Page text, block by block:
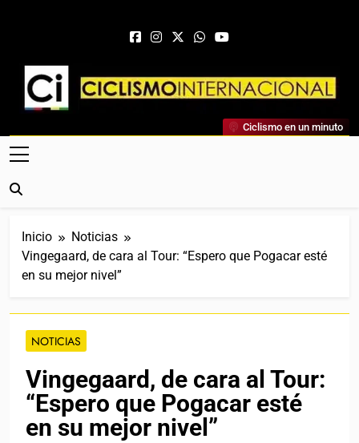
Ciclismo Internacional
Web Dedicada Al Ciclismo Mundial. Entrevistas, Análisis,
Crónicas, Previas Y Más. La Web Ciclista De Referencia.
Ciclismo en un minuto
Inicio
Noticias
Vingegaard, de cara al Tour: “Espero que Pogacar esté
en su mejor nivel”
NOTICIAS
Vingegaard, de cara al Tour:
“Espero que Pogacar esté
en su mejor nivel”